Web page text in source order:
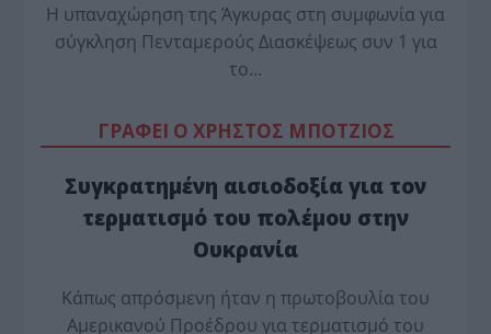
Η υπαναχώρηση της Άγκυρας στη συμφωνία για
σύγκληση Πενταμερούς Διασκέψεως συν 1 για
το…
ΓΡΑΦΕΙ Ο ΧΡΗΣΤΟΣ ΜΠΟΤΖΙΟΣ
Συγκρατημένη αισιοδοξία για τον
τερματισμό του πολέμου στην
Ουκρανία
Κάπως απρόσμενη ήταν η πρωτοβουλία του
Αμερικανού Προέδρου για τερματισμό του